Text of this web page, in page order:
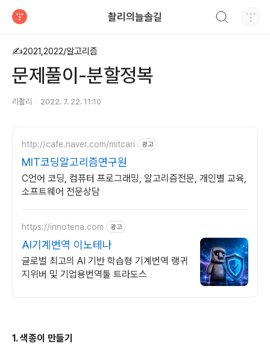
촬리의늘솔길
✍2021,2022/알고리즘
문제풀이-분할정복
리촬리 2022. 7. 22. 11:10
http://cafe.naver.com/mitcari 광고
MIT코딩알고리즘연구원
C언어 코딩, 컴퓨터 프로그래밍, 알고리즘전문, 개인별 교육,
소프트웨어 전문상담
https://innotena.com 광고
AI기계번역 이노테나
글로벌 최고의 AI 기반 학습형 기계번역 랭귀
지위버 및 기업용번역툴 트라도스
1. 색종이 만들기